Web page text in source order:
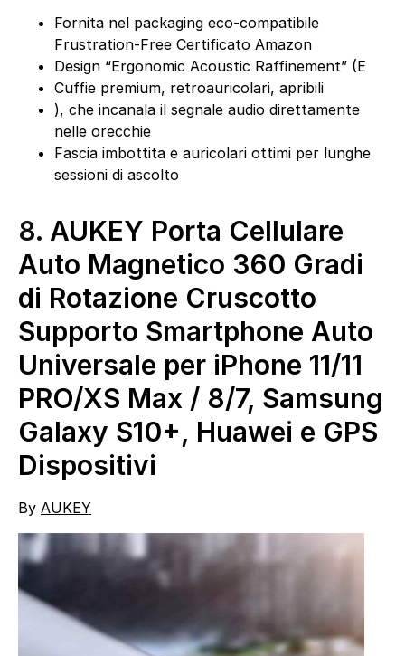
Fornita nel packaging eco-compatibile
Frustration-Free Certificato Amazon
Design “Ergonomic Acoustic Raffinement” (E
Cuffie premium, retroauricolari, apribili
), che incanala il segnale audio direttamente
nelle orecchie
Fascia imbottita e auricolari ottimi per lunghe
sessioni di ascolto
8. AUKEY Porta Cellulare
Auto Magnetico 360 Gradi
di Rotazione Cruscotto
Supporto Smartphone Auto
Universale per iPhone 11/11
PRO/XS Max / 8/7, Samsung
Galaxy S10+, Huawei e GPS
Dispositivi
By AUKEY